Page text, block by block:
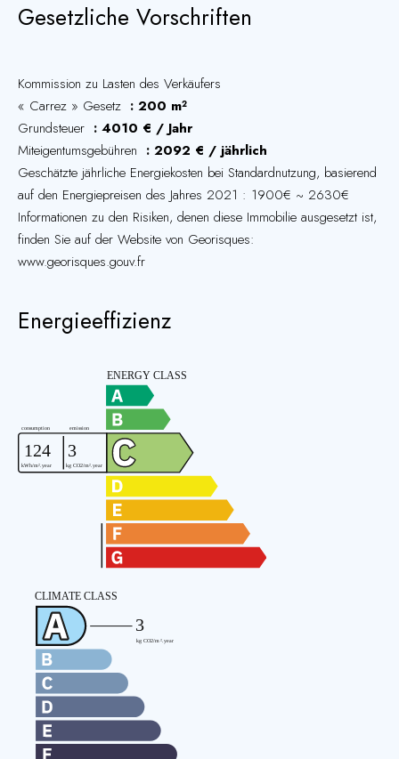
Gesetzliche Vorschriften
Kommission zu Lasten des Verkäufers
« Carrez » Gesetz
200 m²
Grundsteuer
4010 € / Jahr
Miteigentumsgebühren
2092 € / jährlich
Geschätzte jährliche Energiekosten bei Standardnutzung, basierend
auf den Energiepreisen des Jahres 2021 : 1900€ ~ 2630€
Informationen zu den Risiken, denen diese Immobilie ausgesetzt ist,
finden Sie auf der Website von Georisques:
www.georisques.gouv.fr
Energieeffizienz